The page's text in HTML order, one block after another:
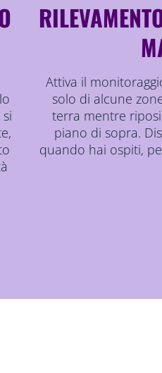
Attiva il
solo di alcune
terra mentre
piano di sopra.
quando hai ospiti,